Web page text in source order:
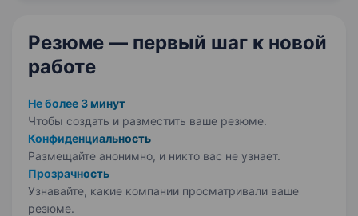
Резюме — первый шаг к новой
работе
Не более 3 минут
Чтобы создать и разместить ваше резюме.
Конфиденциальность
Размещайте анонимно, и никто вас не узнает.
Прозрачность
Узнавайте, какие компании просматривали ваше
резюме.